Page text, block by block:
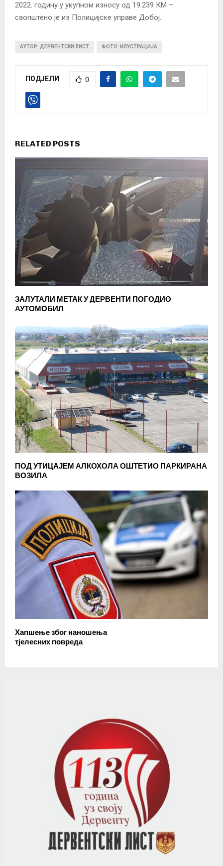
2022. годину у укупном износу од 19.239 КМ –
саопштено је из Полицијске управе Добој.
АУТОР: ДЕРВЕНТСКИ ЛИСТ ФОТО: ИЛУСТРАЦИЈА
ПОДЈЕЛИ 0
RELATED POSTS
ЗАЛУТАЛИ МЕТАК У ДЕРВЕНТИ ПОГОДИО
АУТОМОБИЛ
ПОД УТИЦАЈЕМ АЛКОХОЛА ОШТЕТИО ПАРКИРАНА
ВОЗИЛА
Хапшење због наношења
тјелесних повреда